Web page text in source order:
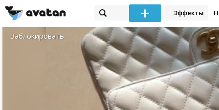
Эффекты
Заблокировать